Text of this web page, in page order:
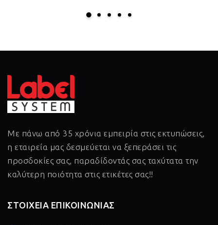
Με πάνω από 35 χρόνια εμπειρία στις εκτυπώσεις,
η εταιρεία μας δεσμεύεται να ξεπεράσει τις
προσδοκίες σας, παραδίδοντάς σας ταχύτατα την
καλύτερη ποιότητα στις ετικέτες σας!!
ΣΤΟΙΧΕΙΑ ΕΠΙΚΟΙΝΩΝΙΑΣ